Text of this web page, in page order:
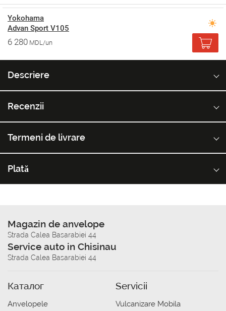
Yokohama
Advan Sport V105
6 280 MDL/un
Descriere
Recenzii
Termeni de livrare
Plată
Magazin de anvelope
Strada Calea Basarabiei 44
Service auto in Chisinau
Strada Calea Basarabiei 44
Каталог
Anvelopele
Servicii
Vulcanizare Mobila